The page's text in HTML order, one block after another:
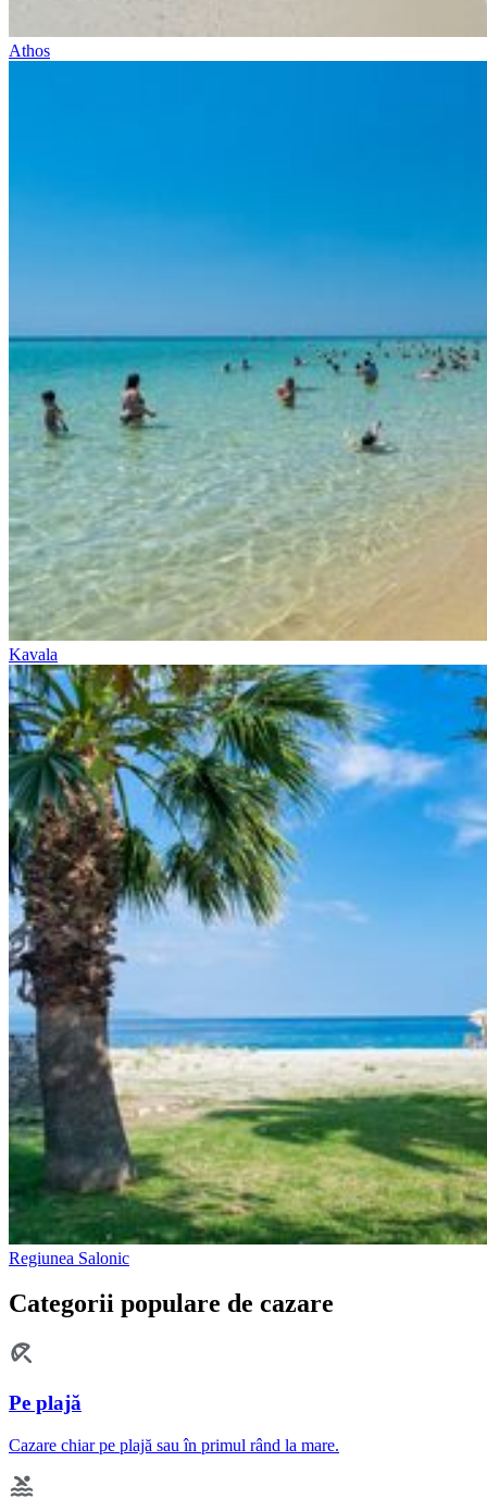
Athos
Kavala
Regiunea Salonic
Categorii populare de cazare
Pe plajă
Cazare chiar pe plajă sau în primul rând la mare.